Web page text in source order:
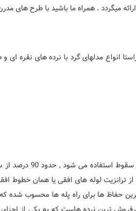
انواع مدلهای گرد با نرده های نقره ای
نرده استیل میله های استیلی است که در
از ترانزیت لوله های افقی یا همان خطوط